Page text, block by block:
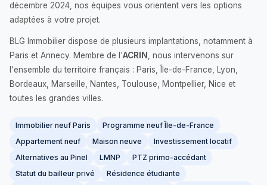
décembre 2024, nos équipes vous orientent vers les options
adaptées à votre projet.
BLG Immobilier dispose de plusieurs implantations, notamment à
Paris et Annecy. Membre de l'ACRIN
, nous intervenons sur
l'ensemble du territoire français : Paris, Île-de-France, Lyon,
Bordeaux, Marseille, Nantes, Toulouse, Montpellier, Nice et
toutes les grandes villes.
Immobilier neuf Paris
Programme neuf Île-de-France
Appartement neuf
Maison neuve
Investissement locatif
Alternatives au Pinel
LMNP
PTZ primo-accédant
Statut du bailleur privé
Résidence étudiante